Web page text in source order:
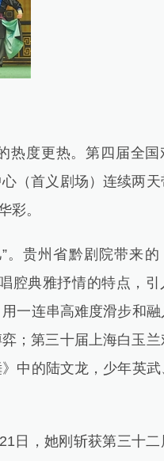
度更热。第四届全国
（首义剧场）连续两天
彩。
贵州省黔剧院带来的
腔典雅抒情的特点，引
一连串高难度滑步和融
；第三十届上海白玉兰
中的陆文龙，少年英武
，她刚斩获第三十二